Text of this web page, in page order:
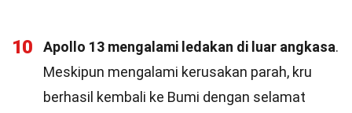
10 Apollo 13 mengalami ledakan di luar angkasa.
Meskipun mengalami kerusakan parah, kru
berhasil kembali ke Bumi dengan selamat